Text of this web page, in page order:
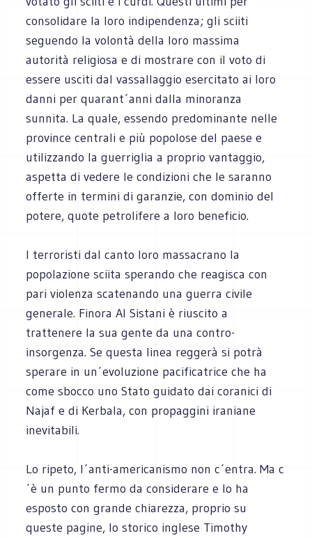
consolidare la loro indipendenza; gli sciiti
seguendo la volontà della loro massima
autorità religiosa e di mostrare con il voto di
essere usciti dal vassallaggio esercitato ai loro
danni per quarant´anni dalla minoranza
sunnita. La quale, essendo predominante nelle
province centrali e più popolose del paese e
utilizzando la guerriglia a proprio vantaggio,
aspetta di vedere le condizioni che le saranno
offerte in termini di garanzie, con dominio del
potere, quote petrolifere a loro beneficio.
I terroristi dal canto loro massacrano la
popolazione sciita sperando che reagisca con
pari violenza scatenando una guerra civile
generale. Finora Al Sistani è riuscito a
trattenere la sua gente da una contro-
insorgenza. Se questa linea reggerà si potrà
sperare in un´evoluzione pacificatrice che ha
come sbocco uno Stato guidato dai coranici di
Najaf e di Kerbala, con propaggini iraniane
inevitabili.
Lo ripeto, l´anti-americanismo non c´entra. Ma c
´è un punto fermo da considerare e lo ha
esposto con grande chiarezza, proprio su
queste pagine, lo storico inglese Timothy